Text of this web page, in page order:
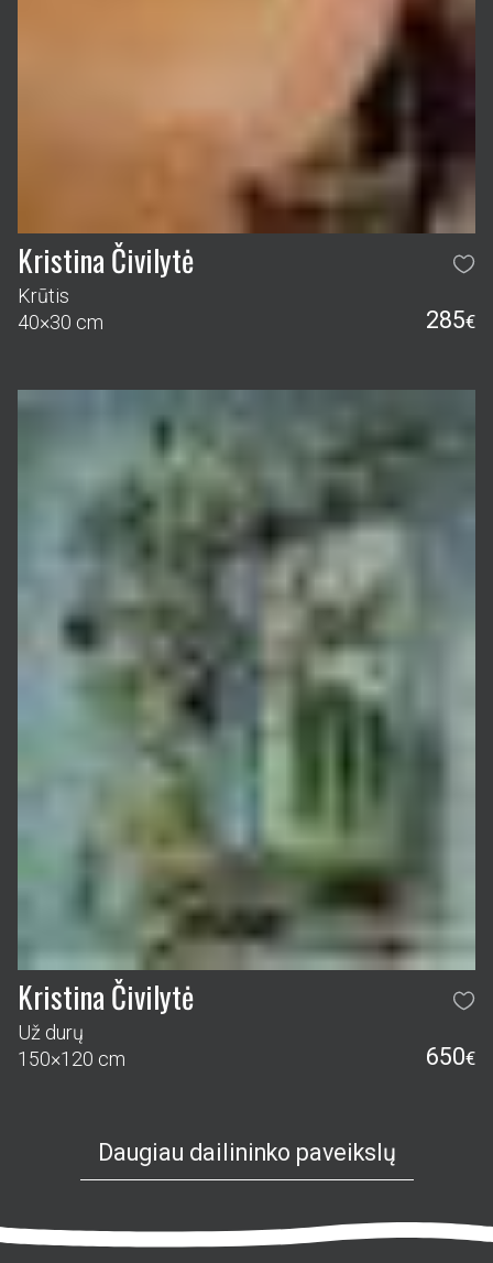
Kristina Čivilytė
Krūtis
40×30 cm
285€
Kristina Čivilytė
Už durų
150×120 cm
650€
Daugiau dailininko paveikslų